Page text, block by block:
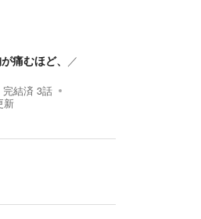
痛むほど、 ／
完結済 3話
新